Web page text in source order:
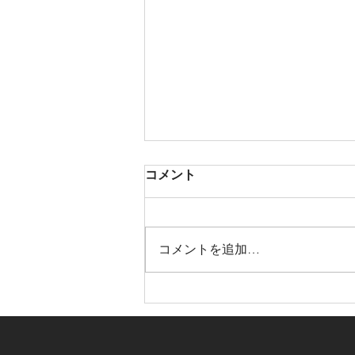
2025.8.31 田勢ジャイル VS
井上 銀太
コメント
コメントを追加…